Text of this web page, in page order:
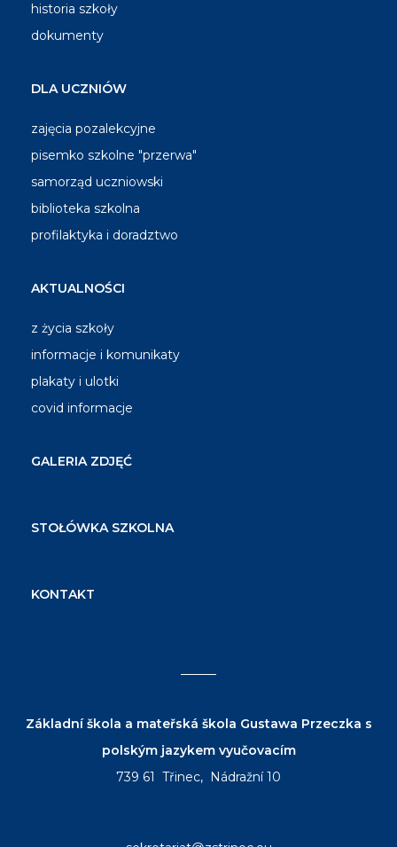
historia szkoły
dokumenty
DLA UCZNIÓW
zajęcia pozalekcyjne
pisemko szkolne "przerwa"
samorząd uczniowski
biblioteka szkolna
profilaktyka i doradztwo
AKTUALNOŚCI
z życia szkoły
informacje i komunikaty
plakaty i ulotki
covid informacje
GALERIA ZDJĘĆ
STOŁÓWKA SZKOLNA
KONTAKT
Základní škola a mateřská škola Gustawa Przeczka s
polským jazykem vyučovacím
739 61 Třinec, Nádražní 10